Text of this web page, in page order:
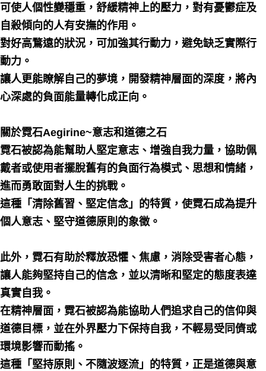
可使人個性變穩重，舒緩精神上的壓力，對有憂鬱症及
自殺傾向的人有安撫的作用。
對好高鶩遠的狀況，可加強其行動力，避免缺乏實際行
動力。
讓人更能瞭解自己的夢境，開發精神層面的深度，將內
心深處的負面能量轉化成正向。
關於霓石Aegirine~意志和道德之石
霓石被認為能幫助人堅定意志、增強自我力量，協助佩
戴者或使用者擺脫舊有的負面行為模式、思想和情緒，
進而勇敢面對人生的挑戰。
這種「清除舊習、堅定信念」的特質，使霓石成為提升
個人意志、堅守道德原則的象徵。
此外，霓石有助於釋放恐懼、焦慮，消除受害者心態，
讓人能夠堅持自己的信念，並以清晰和堅定的態度表達
真實自我。
在精神層面，霓石被認為能協助人們追求自己的信仰與
道德目標，並在外界壓力下保持自我，不輕易受同儕或
環境影響而動搖。
這種「堅持原則、不隨波逐流」的特質，正是道德與意